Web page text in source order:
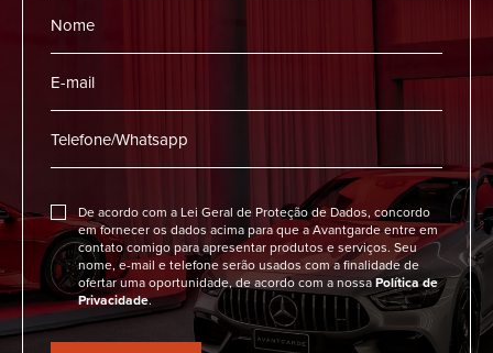
De acordo com a Lei Geral de Proteção de Dados, concordo
em fornecer os dados acima para que a Avantgarde entre em
contato comigo para apresentar produtos e serviços. Seu
nome, e-mail e telefone serão usados com a finalidade de
ofertar uma oportunidade, de acordo com a nossaPolítica de
Privacidade.